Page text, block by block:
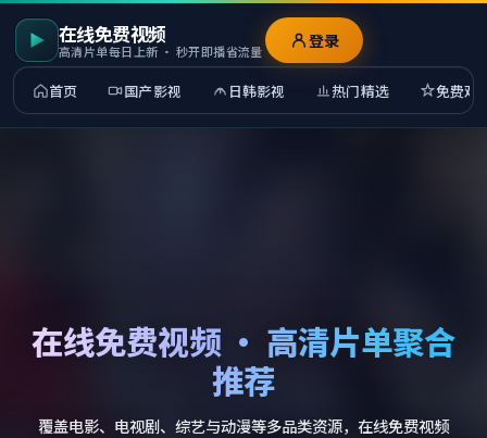
在线免费视频
高清片单每日上新 · 秒开即播省流量
首页 国产影视 日韩影视 热门精选 免费观
登录
在线免费视频 · 高清片单聚合
推荐
覆盖电影、电视剧、综艺与动漫等多品类资源，在线免费视频